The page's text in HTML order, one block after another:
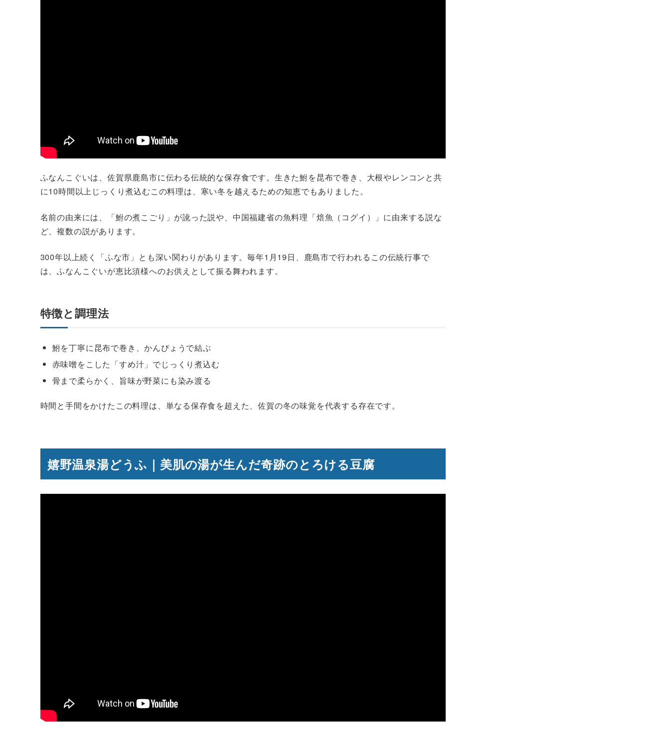
ふなんこぐいは、佐賀県鹿島市に伝わる伝統的な保存食です。生きた鮒を昆布で巻き、大根やレンコンと共
に10時間以上じっくり煮込むこの料理は、寒い冬を越えるための知恵でもありました。
名前の由来には、「鮒の煮こごり」が訛った説や、中国福建省の魚料理「焙魚（コグイ）」に由来する説な
ど、複数の説があります。
300年以上続く「ふな市」とも深い関わりがあります。毎年1月19日、鹿島市で行われるこの伝統行事で
は、ふなんこぐいが恵比須様へのお供えとして振る舞われます。
特徴と調理法
鮒を丁寧に昆布で巻き、かんぴょうで結ぶ
赤味噌をこした「すめ汁」でじっくり煮込む
骨まで柔らかく、旨味が野菜にも染み渡る
時間と手間をかけたこの料理は、単なる保存食を超えた、佐賀の冬の味覚を代表する存在です。
嬉野温泉湯どうふ｜美肌の湯が生んだ奇跡のとろける豆腐